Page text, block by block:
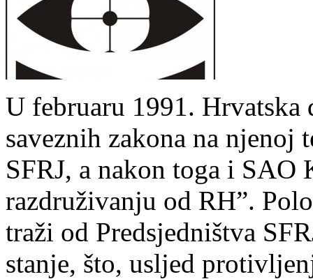
U februaru 1991. Hrvatska
saveznih zakona na
SFRJ, a nakon toga i
razdruživanju od RH”.
traži od Predsjedništva
stanje, što, usljed